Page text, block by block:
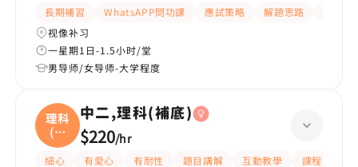
長期補習 WhatsAPP問功課 應試策略 解題思路
视像补习
一星期1日-1.5小时/堂
男导师/女导师-大学程度
理科
(補
底
中二,理科(補底)
$220/hr
細心 有愛心 有耐性 題目講解 互動教學 課程設計